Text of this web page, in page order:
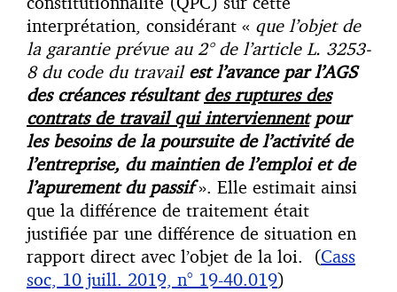
interprétation, considérant « que l’objet de
la garantie prévue au 2° de l’article L. 3253-
8 du code du travail est l’avance par l’AGS
des créances résultant des ruptures des
contrats de travail qui interviennentpour
les besoins de la poursuite de l’activité de
l’entreprise, du maintien de l’emploi et de
l’apurement du passif». Elle estimait ainsi
que la différence de traitement était
justifiée par une différence de situation en
rapport direct avec l’objet de la loi. (Cass
soc, 10 juill. 2019, n° 19-40.019)